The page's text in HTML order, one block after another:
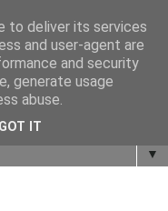
▼
to deliver its services
and user-agent are
and security
generate usage
abuse.
GOT IT